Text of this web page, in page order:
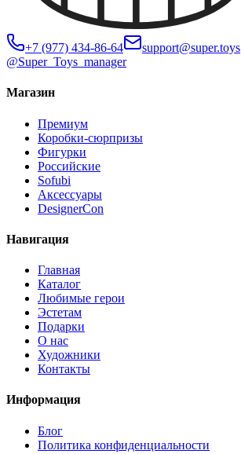
+7 (977) 434-86-64
support@super.toys
@Super_Toys_manager
Магазин
Премиум
Коробки-сюрпризы
Фигурки
Российские
Sofubi
Аксессуары
DesignerCon
Навигация
Главная
Каталог
Любимые герои
Эстетам
Подарки
О нас
Художники
Контакты
Информация
Блог
Политика конфиденциальности